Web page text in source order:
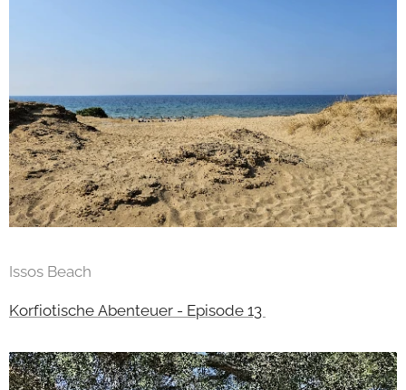
Issos Beach
Korfiotische Abenteuer - Episode 13